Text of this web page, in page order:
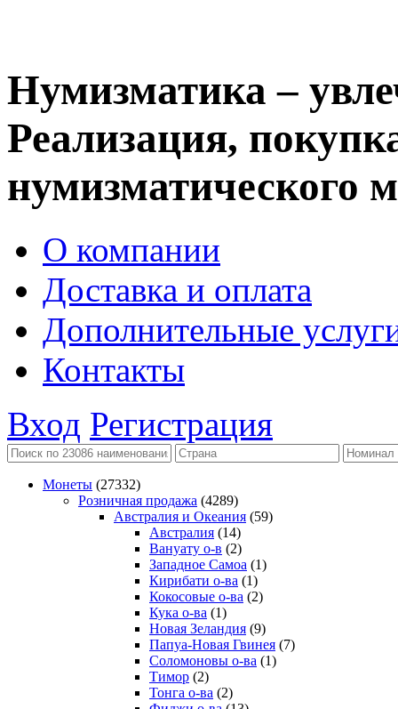
Нумизматика –
Реализация,
нумизматического
О компании
Доставка и оплата
Дополнительные
Контакты
Вход Регистрация
Монеты (27332)
Розничная продажа (4289)
Австралия и Океания (59)
Австралия (14)
Вануату о-в (2)
Западное Самоа (1)
Кирибати о-ва (1)
Кокосовые о-ва (2)
Кука о-ва (1)
Новая Зеландия (9)
Папуа-Новая Гвинея (7)
Соломоновы о-ва (1)
Тимор (2)
Тонга о-ва (2)